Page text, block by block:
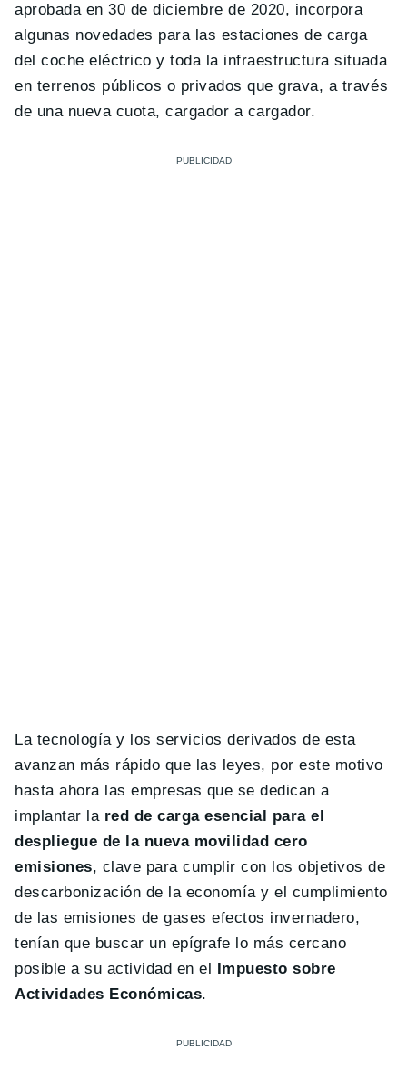
aprobada en 30 de diciembre de 2020, incorpora
algunas novedades para las estaciones de carga
del coche eléctrico y toda la infraestructura situada
en terrenos públicos o privados que grava, a través
de una nueva cuota, cargador a cargador.
La tecnología y los servicios derivados de esta
avanzan más rápido que las leyes, por este motivo
hasta ahora las empresas que se dedican a
implantar lared de carga esencial para el
despliegue de la nueva movilidad cero
emisiones, clave para cumplir con los objetivos de
descarbonización de la economía y el cumplimiento
de las emisiones de gases efectos invernadero,
tenían que buscar un epígrafe lo más cercano
posible a su actividad en el
Impuesto sobre
Actividades Económicas.